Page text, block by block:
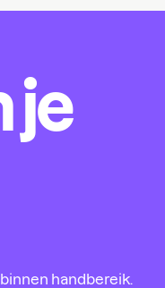
je
handbereik.